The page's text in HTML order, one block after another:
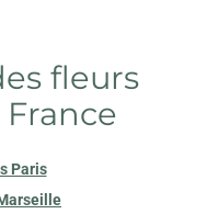
fleurs
Paris